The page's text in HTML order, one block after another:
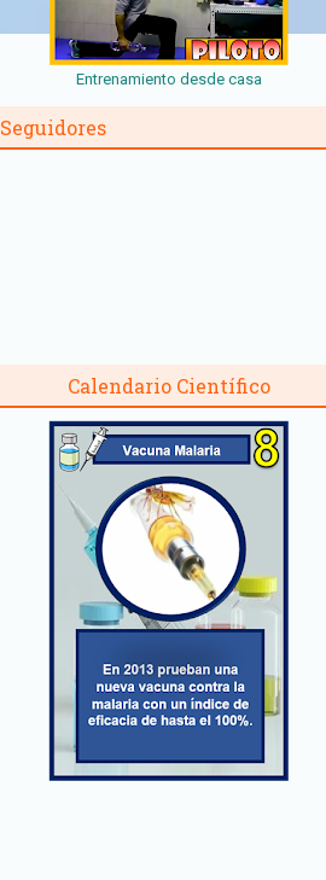
Entrenamiento desde casa
Seguidores
Calendario Científico